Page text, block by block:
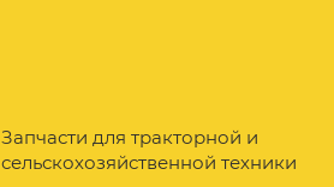
Запчасти для тракторной и
сельскохозяйственной техники